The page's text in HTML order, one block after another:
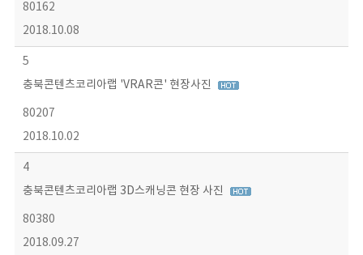
80162
2018.10.08
5
충북콘텐츠코리아랩 'VRAR콘' 현장사진
80207
2018.10.02
4
충북콘텐츠코리아랩 3D스캐닝콘 현장 사진
80380
2018.09.27